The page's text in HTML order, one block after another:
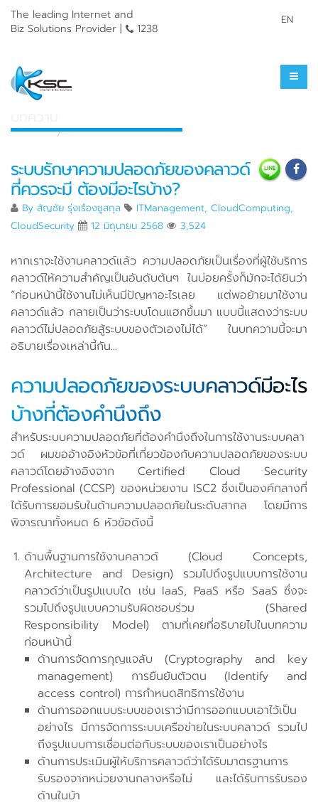
The leading Internet and
Biz Solutions Provider |
1238
EN
ศูนย์รวมความรู้
หน้าแรก ศูนย์รวมความรู้
ระบบรักษาความปลอดภัยของคลาวด์
ที่ควรจะมี ต้องมีอะไรบ้าง?
By สัญชัย รุ่งเรืองชูสกุล ITManagement, CloudComputing,
CloudSecurity
12 มิถุนายน 2568 3,524
หากเราจะใช้งานคลาวด์แล้ว ความปลอดภัยเป็นเรื่องที่ผู้ใช้บริการ
คลาวด์ให้ความสำคัญเป็นอันดับต้นๆ ในบ่อยครั้งก็มักจะได้ยินว่า
“ก่อนหน้านี้ใช้งานไม่เห็นมีปัญหาอะไรเลย แต่พอย้ายมาใช้งาน
คลาวด์แล้ว กลายเป็นว่าระบบโดนแฮกขึ้นมา แบบนี้แสดงว่าระบบ
คลาวด์ไม่ปลอดภัยสู้ระบบของตัวเองไม่ได้” ในบทความนี้จะมา
อธิบายเรื่องเหล่านี้กัน...
ความปลอดภัยของระบบคลาวด์มีอะไร
บ้างที่ต้องคำนึงถึง
สำหรับระบบความปลอดภัยที่ต้องคำนึงถึงในการใช้งานระบบคลา
วด์ ผมขออ้างอิงหัวข้อที่เกี่ยวข้องกับความปลอดภัยของระบบ
คลาวด์โดยอ้างอิงจาก Certified Cloud Security
Professional (CCSP) ของหน่วยงาน ISC2 ซึ่งเป็นองค์กลางที่
ได้รับการยอมรับในด้านความปลอดภัยในระดับสากล โดยมีการ
พิจารณาทั้งหมด 6 หัวข้อดังนี้
ด้านพื้นฐานการใช้งานคลาวด์ (Cloud Concepts,
Architecture and Design) รวมไปถึงรูปแบบการใช้งาน
คลาวด์ว่าเป็นรูปแบบใด เช่น IaaS, PaaS หรือ SaaS ซึ่งจะ
รวมไปถึงรูปแบบความรับผิดชอบร่วม (Shared
Responsibility Model) ตามที่เคยที่อธิบายไปในบทความ
ก่อนหน้านี้
ด้านการจัดการกุญแจลับ (Cryptography and key
management) การยืนยันตัวตน (Identify and
access control) การกำหนดสิทธิการใช้งาน
ด้านการออกแบบระบบของเราว่ามีการออกแบบเอาไว้เป็น
อย่างไร มีการจัดการระบบเครือข่ายในระบบคลาวด์ รวมไป
ถึงรูปแบบการเชื่อมต่อกับระบบของเราเป็นอย่างไร
ด้านการประเมินผู้ให้บริการคลาวด์ว่าได้รับมาตรฐานการ
รับรองจากหน่วยงานกลางหรือไม่ และได้รับการรับรอง
ด้านในบ้า